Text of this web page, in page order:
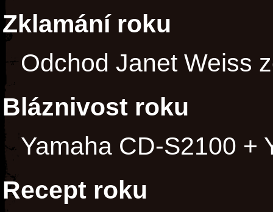
Zklamání roku
Odchod Janet Weiss
Bláznivost roku
Yamaha CD-S2100 +
Recept roku